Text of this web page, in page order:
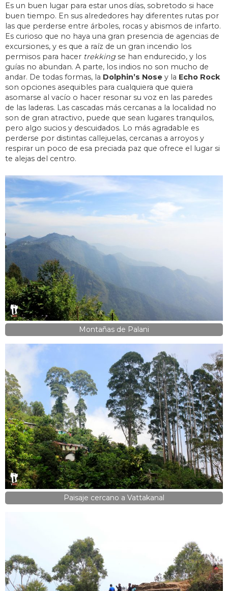
Es un buen lugar para estar unos días, sobretodo si hace
buen tiempo. En sus alrededores hay diferentes rutas por
las que perderse entre árboles, rocas y abismos de infarto.
Es curioso que no haya una gran presencia de agencias de
excursiones, y es que a raíz de un gran incendio los
permisos para hacer trekkingse han endurecido, y los
guías no abundan. A parte, los indios no son mucho de
andar. De todas formas, la Dolphin’s Nose y la Echo Rock
son opciones asequibles para cualquiera que quiera
asomarse al vacío o hacer resonar su voz en las paredes
de las laderas. Las cascadas más cercanas a la localidad no
son de gran atractivo, puede que sean lugares tranquilos,
pero algo sucios y descuidados. Lo más agradable es
perderse por distintas callejuelas, cercanas a arroyos y
respirar un poco de esa preciada paz que ofrece el lugar si
te alejas del centro.
Montañas de Palani
Paisaje cercano a Vattakanal